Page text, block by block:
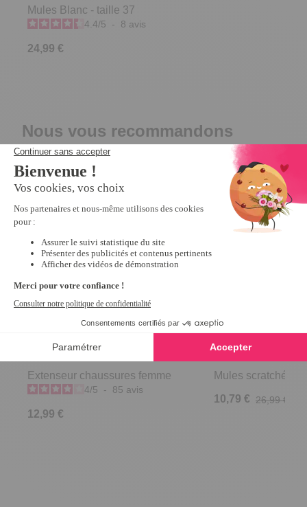
Mules Blanc - taille 37
4.4/5 - 8 avis
24,99 €
Nous vous recommandons
Extenseur chaussures femme
4/5 - 85 avis
12,99 €
Promo
Mules scratchées
10,79 € 26,99 €